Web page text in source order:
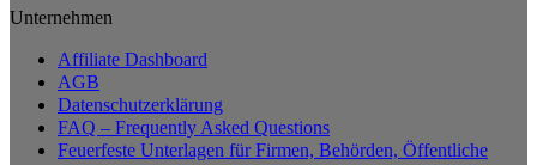
Unternehmen
Affiliate Dashboard
AGB
Datenschutzerklärung
FAQ – Frequently Asked Questions
Feuerfeste Unterlagen für Firmen, Behörden, Öffentliche